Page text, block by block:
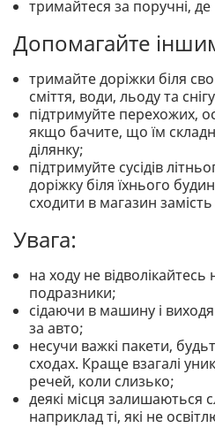
тримайтеся за поручні,
Допомагайте
тримайте доріжки біля
сміття, води, льоду та
підтримуйте перехожих,
якщо бачите, що їм
ділянку;
підтримуйте сусідів
доріжку біля їхнього
сходити в магазин
Увага:
на ходу не
подразники;
сідаючи в машину і
за авто;
несучи важкі пакети,
сходах. Краще взагалі
речей, коли слизько;
деякі місця залишаються
наприклад ті, які не